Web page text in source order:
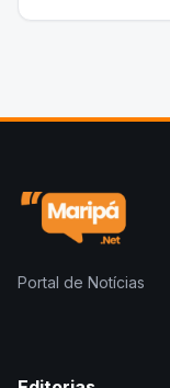
Portal de Notícias